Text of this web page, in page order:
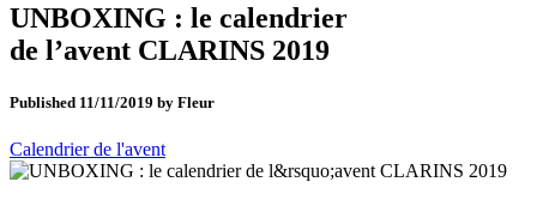
UNBOXING : le calendrier
de l’avent CLARINS 2019
Published 11/11/2019 by Fleur
Calendrier de l'avent